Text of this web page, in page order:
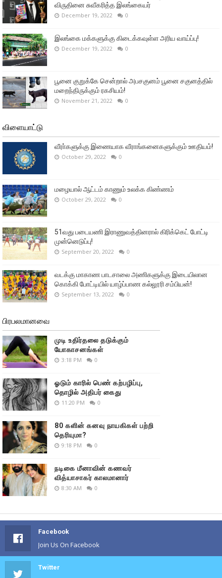
விருதினை சுவீகரித்த இலங்கையர்
December 19, 2022 0
இலங்கை மக்களுக்கு கிடைக்கவுள்ள அரிய வாய்ப்பு!
December 19, 2022 0
பூனை குறுக்கே சென்றால் அபசகுனம் பூனை சகுனத்தில்
மறைந்திருக்கும் ரகசியம்!
November 21, 2022 0
விளையாட்டு
வீரா்களுக்கு இணையாக வீராங்கனைகளுக்கும் ஊதியம்!
October 29, 2022 0
மழையால் ஆட்டம் காணும் உலக்க கிண்ணம்
October 29, 2022 0
51வது படையணி இராணுவத்தினரால் கிரிக்கெட் போட்டி
முன்னெடுப்பு!
September 20, 2022 0
வடக்கு மாகாண பாடசாலை அணிகளுக்கு இடையிலான
கொக்கி போட்டியில் யாழ்ப்பாண கல்லூரி சம்பியன்!
September 13, 2022 0
பிரபலமானவை
முடி உதிர்தலை தடுக்கும்
யோகாசனங்கள்
3:18 PM 0
ஓடும் காரில் பெண் கற்பழிப்பு,
தொழில் அதிபர் கைது
11:20 PM 0
80 களின் கனவு நாயகிகள் பற்றி
தெரியுமா?
9:18 PM 0
நடிகை மீனாவின் கணவர்
வித்யாசாகர் காலமானார்
8:30 AM 0
Facebook
Join Us On Facebook
Twitter